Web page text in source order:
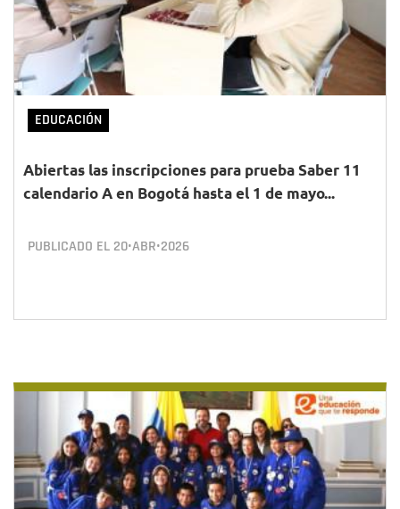
EDUCACIÓN
Abiertas las inscripciones para prueba Saber 11
calendario A en Bogotá hasta el 1 de mayo...
PUBLICADO EL 20•ABR•2026